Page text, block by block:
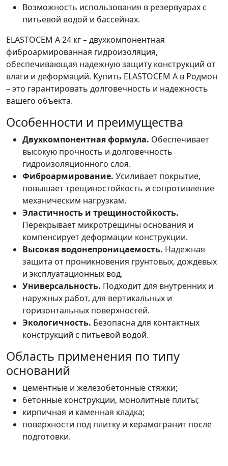
Возможность использования в резервуарах с
питьевой водой и бассейнах.
ELASTOCEM A 24 кг – двухкомпонентная
фиброармированная гидроизоляция,
обеспечивающая надежную защиту конструкций от
влаги и деформаций. Купить ELASTOCEM A в Родмон
– это гарантировать долговечность и надежность
вашего объекта.
Особенности и преимущества
Двухкомпонентная формула. Обеспечивает
высокую прочность и долговечность
гидроизоляционного слоя.
Фиброармирование. Усиливает покрытие,
повышает трещиностойкость и сопротивление
механическим нагрузкам.
Эластичность и трещиностойкость.
Перекрывает микротрещины основания и
компенсирует деформации конструкции.
Высокая водонепроницаемость. Надежная
защита от проникновения грунтовых, дождевых
и эксплуатационных вод.
Универсальность. Подходит для внутренних и
наружных работ, для вертикальных и
горизонтальных поверхностей.
Экологичность. Безопасна для контактных
конструкций с питьевой водой.
Область применения по типу
оснований
цементные и железобетонные стяжки;
бетонные конструкции, монолитные плиты;
кирпичная и каменная кладка;
поверхности под плитку и керамогранит после
подготовки.